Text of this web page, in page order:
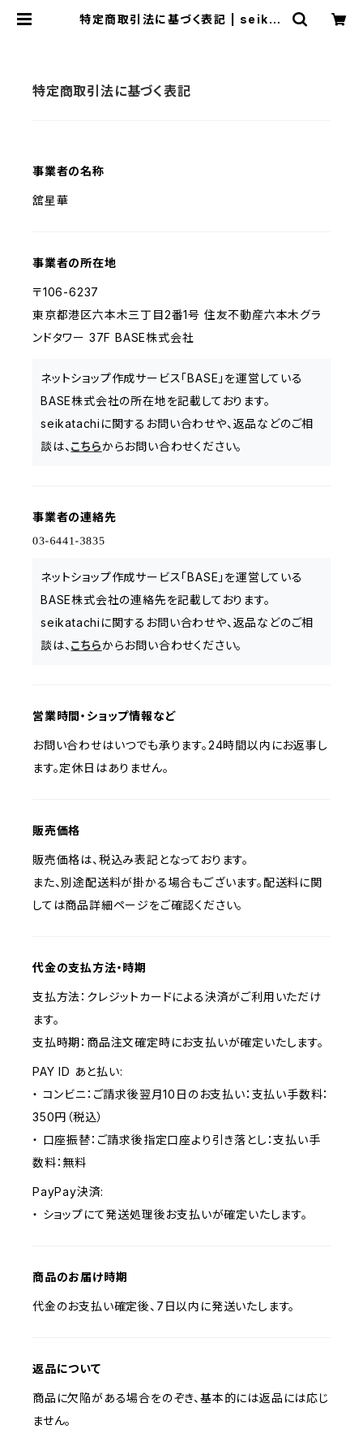
特定商取引法に基づく表記 | seikat
特定商取引法に基づく表記
事業者の名称
舘星華
事業者の所在地
〒106-6237
東京都港区六本木三丁目2番1号 住友不動産六本木グラ
ンドタワー 37F BASE株式会社
ネットショップ作成サービス「BASE」を運営している
BASE株式会社の所在地を記載しております。
seikatachiに関するお問い合わせや、返品などのご相
談は、 こちらからお問い合わせください。
事業者の連絡先
ネットショップ作成サービス「BASE」を運営している
BASE株式会社の連絡先を記載しております。
seikatachiに関するお問い合わせや、返品などのご相
談は、 こちらからお問い合わせください。
営業時間・ショップ情報など
お問い合わせはいつでも承ります。24時間以内にお返事し
ます。定休日はありません。
販売価格
販売価格は、税込み表記となっております。
また、別途配送料が掛かる場合もございます。配送料に関
しては商品詳細ページをご確認ください。
代金の支払方法・時期
支払方法：クレジットカードによる決済がご利用いただけ
ます。
支払時期：商品注文確定時にお支払いが確定いたします。
PAY ID あと払い:
・ コンビニ：ご請求後翌月10日のお支払い：支払い手数料：
350円（税込）
・ 口座振替：ご請求後指定口座より引き落とし：支払い手
数料：無料
PayPay決済:
・ ショップにて発送処理後お支払いが確定いたします。
商品のお届け時期
代金のお支払い確定後、7日以内に発送いたします。
返品について
商品に欠陥がある場合をのぞき、基本的には返品には応じ
ません。